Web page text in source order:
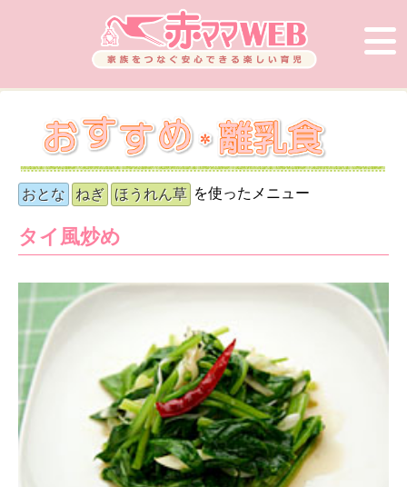
おとな ねぎ ほうれん草 を使ったメニュー
タイ風炒め